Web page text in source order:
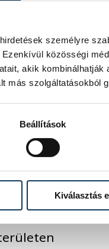
személyre
közösségi
akik
más szolgáltatásokból
Beállítások
Kiválasztás
– a legszigorúbb
mellett –
közölte a